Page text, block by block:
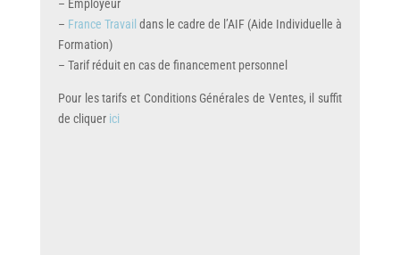
– Employeur
– France Travail dans le cadre de l’AIF (Aide Individuelle à
Formation)
– Tarif réduit en cas de financement personnel
Pour les tarifs et Conditions Générales de Ventes, il suffit
de cliquer ici